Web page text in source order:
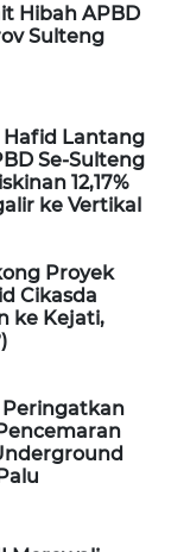
Hibah APBD
Sulteng
Hafid Lantang
Se-Sulteng
12,17%
ke Vertikal
Proyek
Cikasda
ke Kejati,
Peringatkan